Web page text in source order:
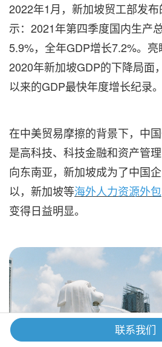
2022年1月，新加坡贸工部发
示：2021年第四季度国内生产
5.9%，全年GDP增长7.2%。
2020年新加坡GDP的下降局面
以来的GDP最快年度增长纪录。
在中美贸易摩擦的背景下，中
是高科技、科技金融和资产管
向东南亚，新加坡成为了中国
以，新加坡等海外人力资源外包
变得日益明显。
联系我们